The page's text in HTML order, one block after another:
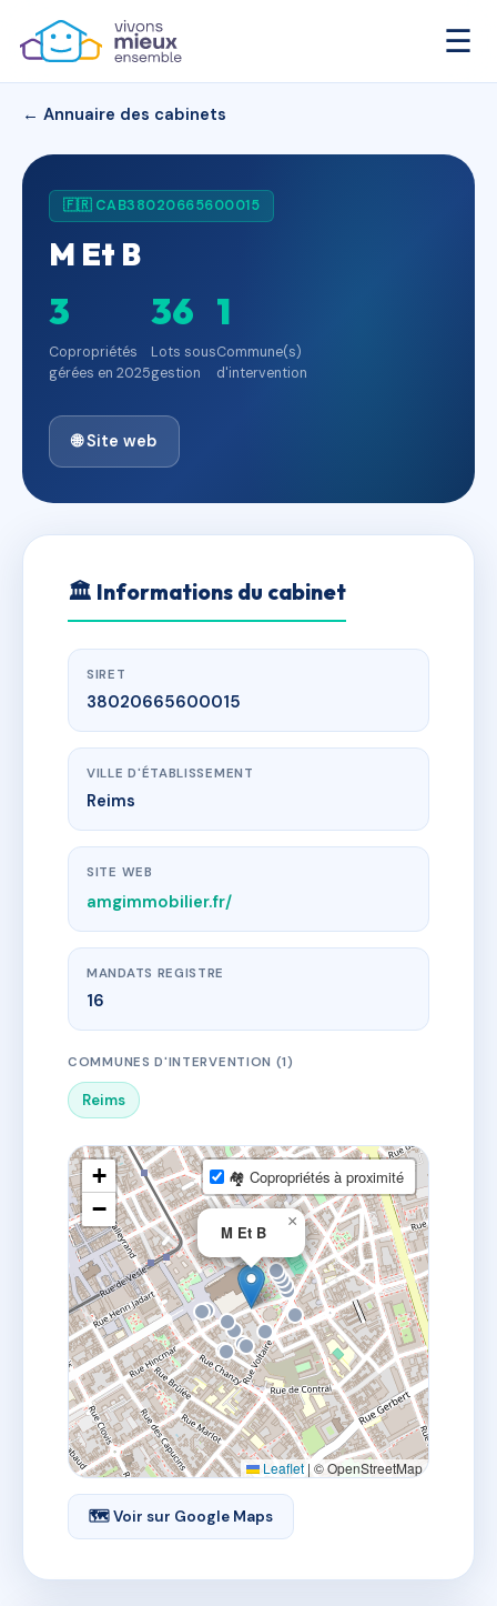
☰
← Annuaire des cabinets
🇫🇷 CAB38020665600015
M Et B
3
Copropriétés
gérées en 2025
36
Lots sous
gestion
1
Commune(s)
d'intervention
🌐 Site web
🏛 Informations du cabinet
SIRET
38020665600015
VILLE D'ÉTABLISSEMENT
Reims
SITE WEB
amgimmobilier.fr/
MANDATS REGISTRE
16
COMMUNES D'INTERVENTION (1)
Reims
M Et B
×
+
−
🏘 Copropriétés à proximité
Leaflet | © OpenStreetMap
🗺 Voir sur Google Maps